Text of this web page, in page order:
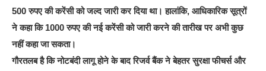
500 रुपए की करेंसी को जल्द जारी कर दिया था। हालांकि, आधिकारिक सूत्रों
ने कहा कि 1000 रुपए की नई करेंसी को जारी करने की तारीख पर अभी कुछ
नहीं कहा जा सकता।
गौरतलब है कि नोटबंदी लागू होने के बाद रिजर्व बैंक ने बेहतर सुरक्षा फीचर्स और